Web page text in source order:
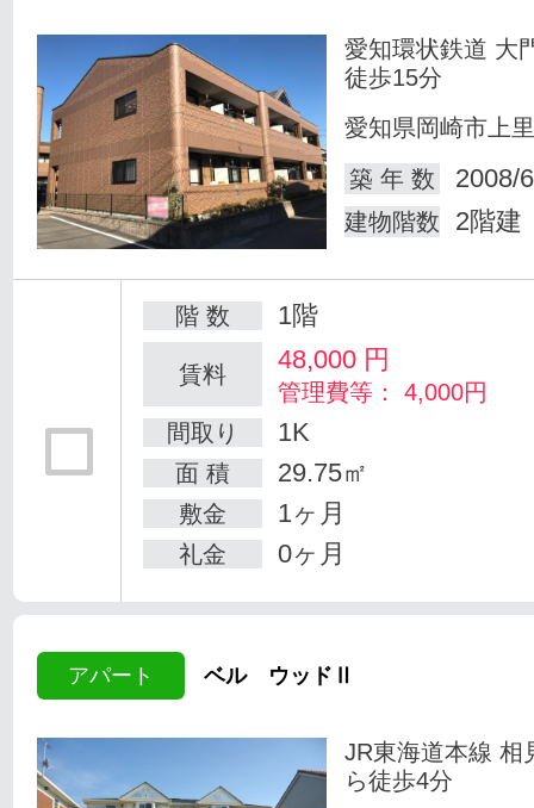
愛知環状鉄道 大
徒歩15分
愛知県岡崎市上里
築 年 数
2008/
建物階数 2階建
階 数 1階
賃料 48,000 円
管理費等： 4,000円
間取り
1K
面 積 29.75㎡
敷金 1ヶ月
礼金 0ヶ月
アパート ベル ウッドⅡ
JR東海道本線 相
ら徒歩4分